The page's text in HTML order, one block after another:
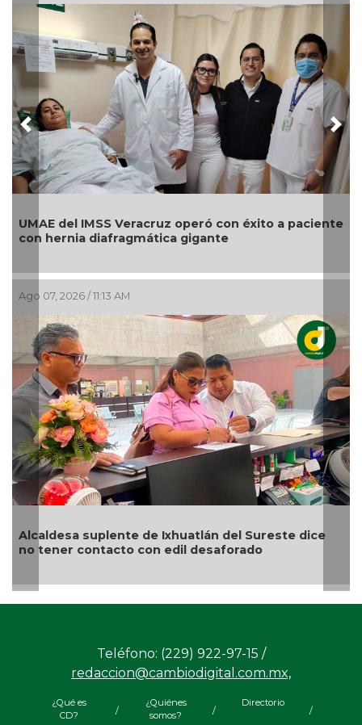
del IMSS Veracruz operó con éxito a paciente
hernia diafragmática gigante
07, 2026 / 11:13 AM
suplente de Ixhuatlán del Sureste dice
tener contacto con edil desaforado
Previous
Teléfono: (229) 922-97-15 /
redaccion@cambiodigital.com.mx,
¿Qué es
CD?
/
¿Quiénes
somos?
/
Directorio
/